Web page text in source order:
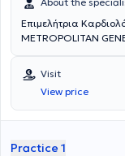
Επιμελήτρια
METROPOLITAN
Visit
View price
Practice 1